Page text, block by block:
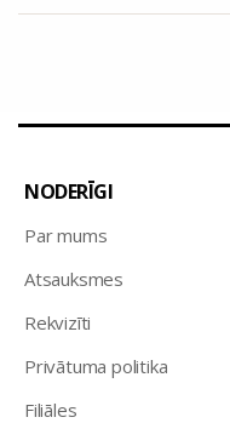
NODERĪGI
Par mums
Atsauksmes
Rekvizīti
Privātuma politika
Filiāles